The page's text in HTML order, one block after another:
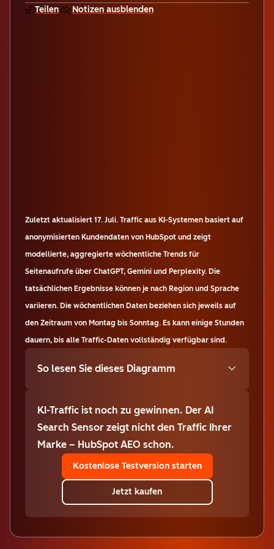
Teilen Notizen ausblenden
Zuletzt aktualisiert 17. Juli. Traffic aus KI-Systemen basiert auf
anonymisierten Kundendaten von HubSpot und zeigt
modellierte, aggregierte wöchentliche Trends für
Seitenaufrufe über ChatGPT, Gemini und Perplexity. Die
tatsächlichen Ergebnisse können je nach Region und Sprache
variieren. Die wöchentlichen Daten beziehen sich jeweils auf
den Zeitraum von Montag bis Sonntag. Es kann einige Stunden
dauern, bis alle Traffic-Daten vollständig verfügbar sind.
So lesen Sie dieses Diagramm
KI-Traffic ist noch zu gewinnen. Der AI
Search Sensor zeigt nicht den Traffic Ihrer
Marke – HubSpot AEO schon.
Kostenlose Testversion starten
Jetzt kaufen